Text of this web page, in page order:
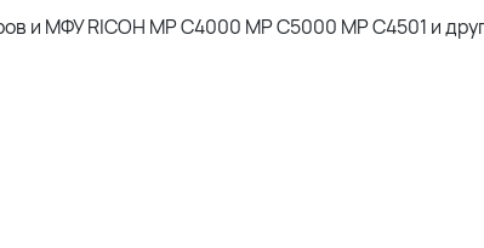
и МФУ RICOH MP C4000 MP C5000 MP C4501 и